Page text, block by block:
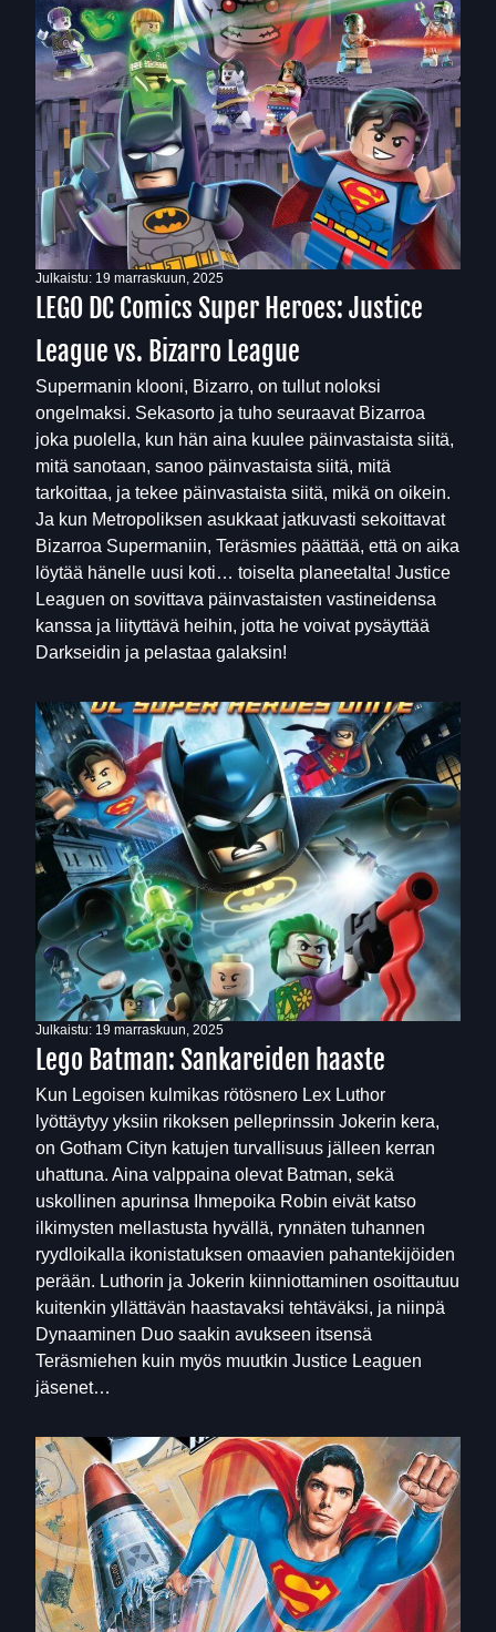
Julkaistu: 19 marraskuun, 2025
LEGO DC Comics Super Heroes: Justice
League vs. Bizarro League
Supermanin klooni, Bizarro, on tullut noloksi
ongelmaksi. Sekasorto ja tuho seuraavat Bizarroa
joka puolella, kun hän aina kuulee päinvastaista siitä,
mitä sanotaan, sanoo päinvastaista siitä, mitä
tarkoittaa, ja tekee päinvastaista siitä, mikä on oikein.
Ja kun Metropoliksen asukkaat jatkuvasti sekoittavat
Bizarroa Supermaniin, Teräsmies päättää, että on aika
löytää hänelle uusi koti… toiselta planeetalta! Justice
Leaguen on sovittava päinvastaisten vastineidensa
kanssa ja liityttävä heihin, jotta he voivat pysäyttää
Darkseidin ja pelastaa galaksin!
Julkaistu: 19 marraskuun, 2025
Lego Batman: Sankareiden haaste
Kun Legoisen kulmikas rötösnero Lex Luthor
lyöttäytyy yksiin rikoksen pelleprinssin Jokerin kera,
on Gotham Cityn katujen turvallisuus jälleen kerran
uhattuna. Aina valppaina olevat Batman, sekä
uskollinen apurinsa Ihmepoika Robin eivät katso
ilkimysten mellastusta hyvällä, rynnäten tuhannen
ryydloikalla ikonistatuksen omaavien pahantekijöiden
perään. Luthorin ja Jokerin kiinniottaminen osoittautuu
kuitenkin yllättävän haastavaksi tehtäväksi, ja niinpä
Dynaaminen Duo saakin avukseen itsensä
Teräsmiehen kuin myös muutkin Justice Leaguen
jäsenet…